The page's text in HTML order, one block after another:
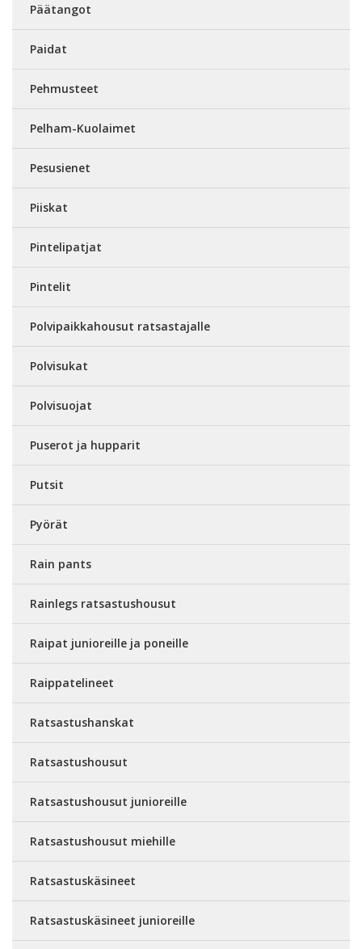
Päätangot
Paidat
Pehmusteet
Pelham-Kuolaimet
Pesusienet
Piiskat
Pintelipatjat
Pintelit
Polvipaikkahousut ratsastajalle
Polvisukat
Polvisuojat
Puserot ja hupparit
Putsit
Pyörät
Rain pants
Rainlegs ratsastushousut
Raipat junioreille ja poneille
Raippatelineet
Ratsastushanskat
Ratsastushousut
Ratsastushousut junioreille
Ratsastushousut miehille
Ratsastuskäsineet
Ratsastuskäsineet junioreille